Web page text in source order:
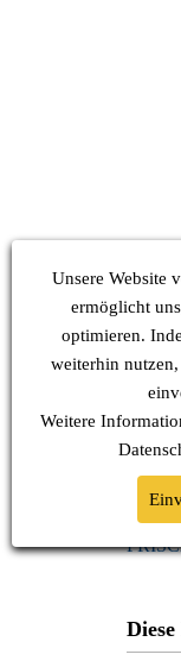
Eine
Unsere Website
ermöglicht
optimieren.
weiterhin
Weitere